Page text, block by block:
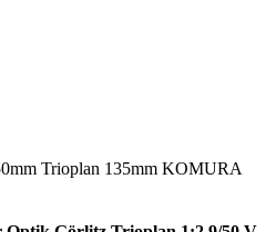
Trioplan 135mm KOMURA